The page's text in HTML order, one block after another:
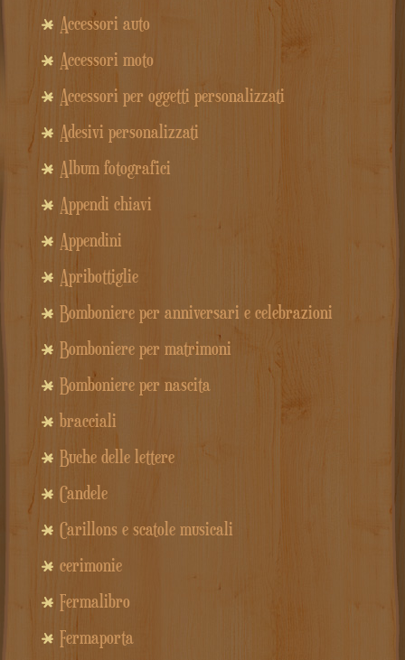
Accessori auto
Accessori moto
Accessori per oggetti personalizzati
Adesivi personalizzati
Album fotografici
Appendi chiavi
Appendini
Apribottiglie
Bomboniere per anniversari e celebrazioni
Bomboniere per matrimoni
Bomboniere per nascita
bracciali
Buche delle lettere
Candele
Carillons e scatole musicali
cerimonie
Fermalibro
Fermaporta